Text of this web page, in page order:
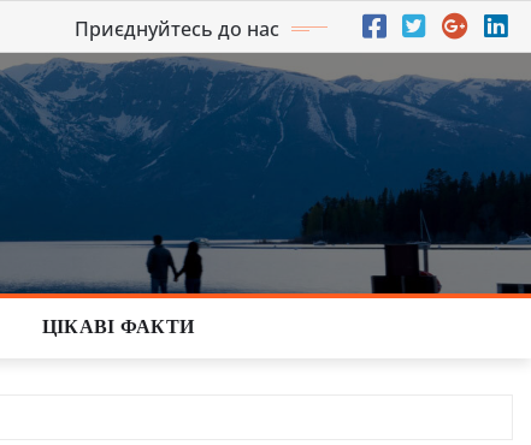
Приєднуйтесь до нас
ЦІКАВІ ФАКТИ